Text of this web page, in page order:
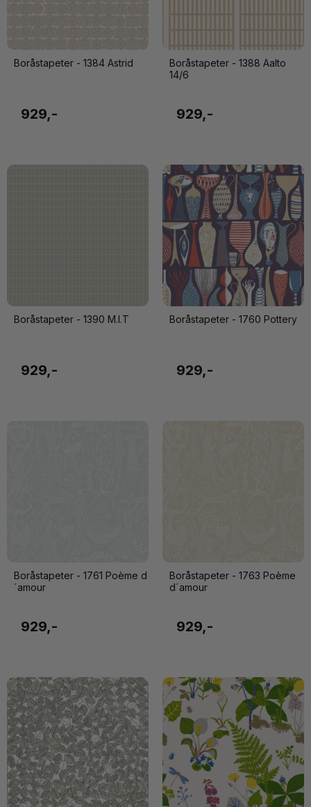
Boråstapeter - 1384 Astrid
929,-
Boråstapeter - 1388 Aalto
14/6
929,-
Boråstapeter - 1390 M.I.T
929,-
Boråstapeter - 1760 Pottery
929,-
Boråstapeter - 1761 Poème d
´amour
929,-
Boråstapeter - 1763 Poème
d´amour
929,-